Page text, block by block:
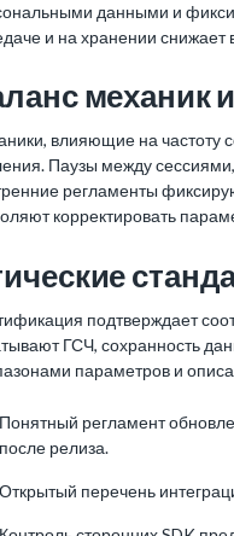
данными и
и на хранении снижает
механик
влияющие на частоту
Паузы между
регламенты
корректировать
подтверждает
ГСЧ, сохранность
параметров и
Понятный регламент
после релиза.
Открытый перечень